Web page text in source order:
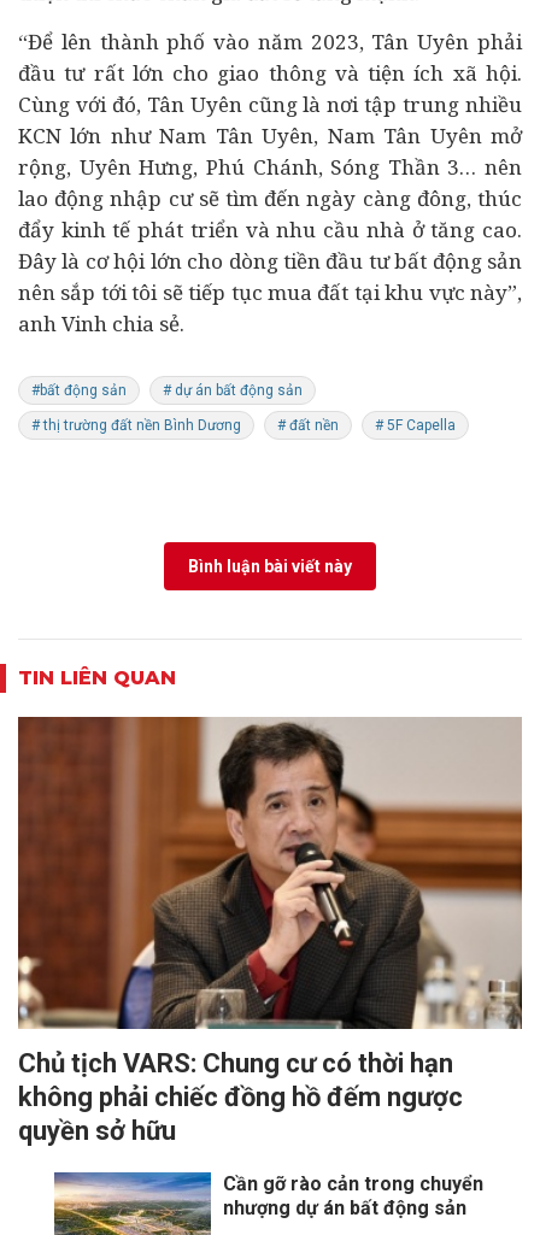
“Để lên thành phố vào năm 2023, Tân Uyên phải
đầu tư rất lớn cho giao thông và tiện ích xã hội.
Cùng với đó, Tân Uyên cũng là nơi tập trung nhiều
KCN lớn như Nam Tân Uyên, Nam Tân Uyên mở
rộng, Uyên Hưng, Phú Chánh, Sóng Thần 3… nên
lao động nhập cư sẽ tìm đến ngày càng đông, thúc
đẩy kinh tế phát triển và nhu cầu nhà ở tăng cao.
Đây là cơ hội lớn cho dòng tiền đầu tư bất động sản
nên sắp tới tôi sẽ tiếp tục mua đất tại khu vực này”,
anh Vinh chia sẻ.
#bất động sản # dự án bất động sản
# thị trường đất nền Bình Dương # đất nền # 5F Capella
Bình luận bài viết này
TIN LIÊN QUAN
Chủ tịch VARS: Chung cư có thời hạn
không phải chiếc đồng hồ đếm ngược
quyền sở hữu
Cần gỡ rào cản trong chuyển
nhượng dự án bất động sản